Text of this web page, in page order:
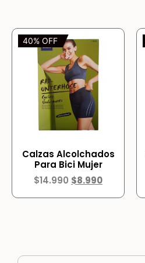
40% OFF
Calzas Alcolchados
Para Bici Mujer
$14.990 $8.990